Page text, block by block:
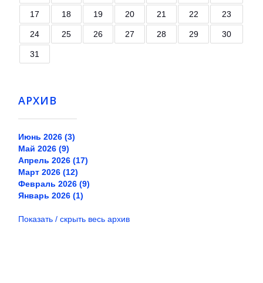
17 18 19 20 21 22 23
24 25 26 27 28 29 30
31
АРХИВ
Июнь 2026 (3)
Май 2026 (9)
Апрель 2026 (17)
Март 2026 (12)
Февраль 2026 (9)
Январь 2026 (1)
Показать / скрыть весь архив